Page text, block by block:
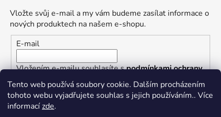
Tento web používá soubory cookie. Dalším procházením
tohoto webu vyjadřujete souhlas s jejich používáním.. Více
informacízde.
Vložte svůj e-mail a my vám budeme zasílat informace o
nových produktech na našem e-shopu.
E-mail
Vložením e-mailu souhlasíte spodmínkami ochrany
osobních údajů
PŘIHLÁSIT SE